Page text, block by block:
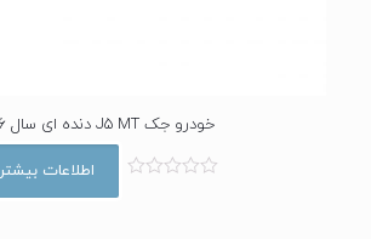
خودرو جک J5 MT دنده ای سال 1396
اطلاعات بیشتر